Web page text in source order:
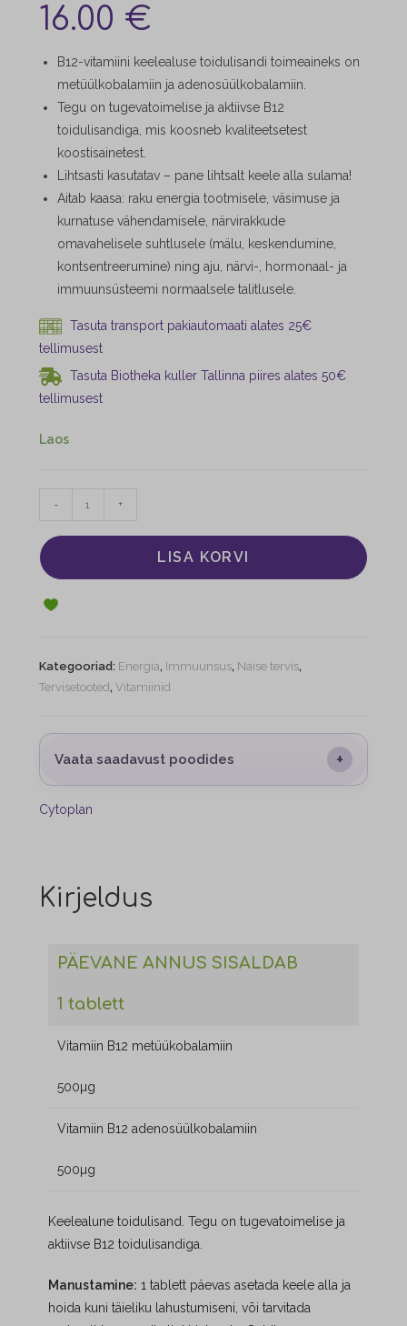
5.00/5
kliendi
põhjal
16.00 €
B12-vitamiini keelealuse toidulisandi toimeaineks on
metüülkobalamiin ja adenosüülkobalamiin.
Tegu on tugevatoimelise ja aktiivse B12
toidulisandiga, mis koosneb kvaliteetsetest
koostisainetest.
Lihtsasti kasutatav – pane lihtsalt keele alla sulama!
Aitab kaasa: raku energia tootmisele, väsimuse ja
kurnatuse vähendamisele, närvirakkude
omavahelisele suhtlusele (mälu, keskendumine,
kontsentreerumine) ning aju, närvi-, hormonaal- ja
immuunsüsteemi normaalsele talitlusele.
Tasuta transport pakiautomaati alates 25€
tellimusest
Tasuta Biotheka kuller Tallinna piires alates 50€
tellimusest
Laos
- +
LISA KORVI
Kategooriad: Energia, Immuunsus, Naise tervis,
Tervisetooted, Vitamiinid
Vaata saadavust poodides +
Cytoplan
Kirjeldus
PÄEVANE ANNUS SISALDAB
1 tablett
Vitamiin B12 metüükobalamiin
500µg
Vitamiin B12 adenosüülkobalamiin
500µg
Keelealune toidulisand. Tegu on tugevatoimelise ja
aktiivse B12 toidulisandiga.
Manustamine: 1 tablett päevas asetada keele alla ja
hoida kuni täieliku lahustumiseni, või tarvitada